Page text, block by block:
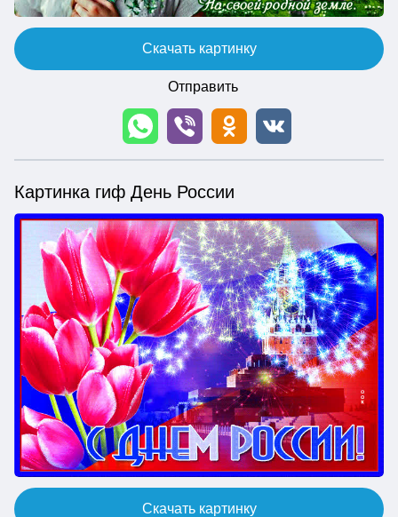
Скачать картинку
Отправить
Картинка гиф День России
Скачать картинку